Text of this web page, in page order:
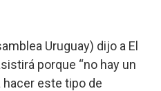
Uruguay) dijo a El
porque “no hay un
hacer este tipo de